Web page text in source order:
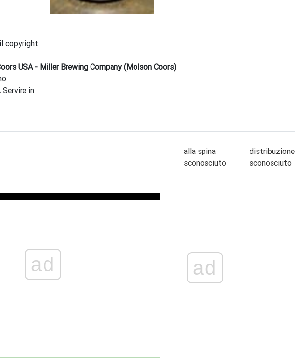
copyright
USA - Miller Brewing Company (Molson Coors)
Servire in
ad
alla spina
sconosciuto
ad
distribuzione
sconosciuto